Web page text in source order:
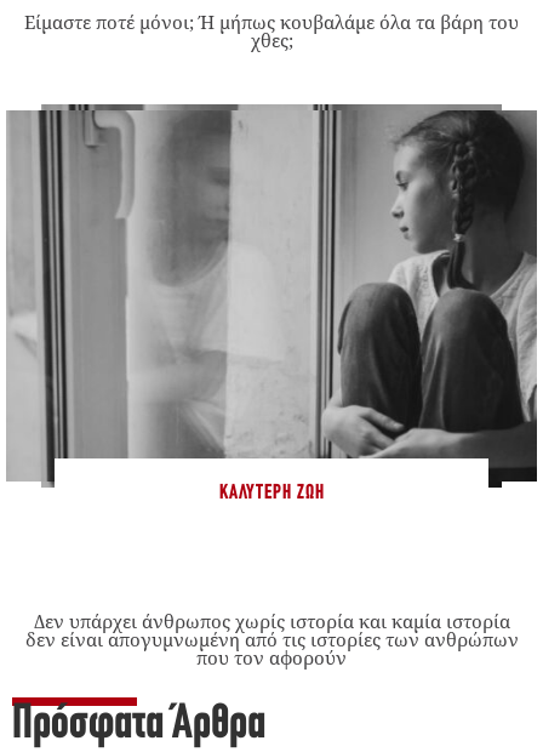
Είμαστε ποτέ μόνοι; Ή μήπως κουβαλάμε όλα τα βάρη του
χθες;
ΚΑΛΎΤΕΡΗ ΖΩΉ
Δεν υπάρχει άνθρωπος χωρίς ιστορία και καμία ιστορία
δεν είναι απογυμνωμένη από τις ιστορίες των ανθρώπων
που τον αφορούν
Πρόσφατα Άρθρα